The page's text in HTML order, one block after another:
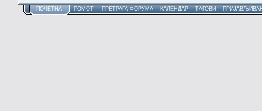
ПОЧЕТНА ПОМОЋ ПРЕТРАГА ФОРУМА КАЛЕНДАР ТАГОВИ